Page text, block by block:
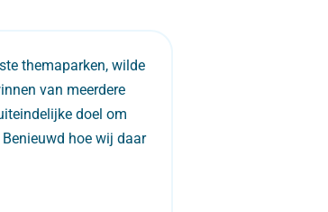
themaparken, wilde
van meerdere
doel om
hoe wij daar